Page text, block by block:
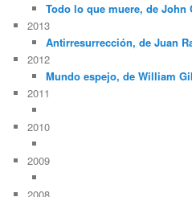
Todo lo que muere, de John
2013
Antirresurrección, de Juan
2012
Mundo espejo, de William
2011
2010
2009